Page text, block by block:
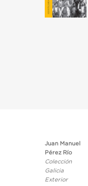
Juan Manuel
Pérez Río
Colección
Galicia
Exterior